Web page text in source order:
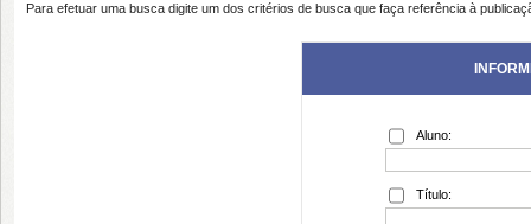
Para efetuar uma busca digite um dos critérios de busca que faça referência à
Aluno:
Título: